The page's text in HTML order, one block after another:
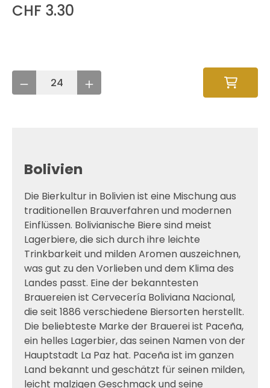
CHF 3.30
Bolivien
Die Bierkultur in Bolivien ist eine Mischung aus
traditionellen Brauverfahren und modernen
Einflüssen. Bolivianische Biere sind meist
Lagerbiere, die sich durch ihre leichte
Trinkbarkeit und milden Aromen auszeichnen,
was gut zu den Vorlieben und dem Klima des
Landes passt. Eine der bekanntesten
Brauereien ist Cervecería Boliviana Nacional,
die seit 1886 verschiedene Biersorten herstellt.
Die beliebteste Marke der Brauerei ist Paceña,
ein helles Lagerbier, das seinen Namen von der
Hauptstadt La Paz hat. Paceña ist im ganzen
Land bekannt und geschätzt für seinen milden,
leicht malzigen Geschmack und seine